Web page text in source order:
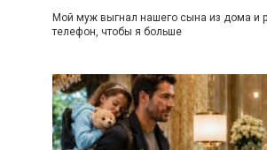
Мой муж выгнал нашего сына из дома и
телефон, чтобы я больше